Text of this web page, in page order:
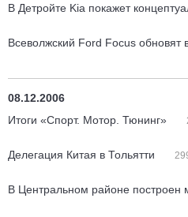
В Детройте Kia покажет
Всеволжский Ford Focus обновят
08.12.2006
Итоги «Спорт. Мотор. Тюнинг»
Делегация Китая в Тольятти
В Центральном районе построен